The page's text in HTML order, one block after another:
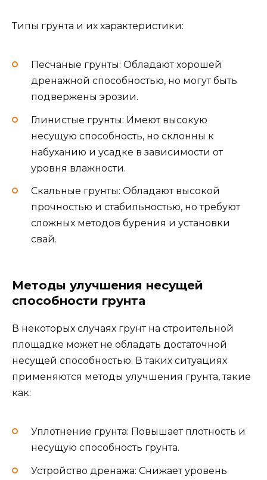
Типы грунта и их характеристики:
Песчаные грунты: Обладают хорошей
дренажной способностью, но могут быть
подвержены эрозии.
Глинистые грунты: Имеют высокую
несущую способность, но склонны к
набуханию и усадке в зависимости от
уровня влажности.
Скальные грунты: Обладают высокой
прочностью и стабильностью, но требуют
сложных методов бурения и установки
свай.
Методы улучшения несущей
способности грунта
В некоторых случаях грунт на строительной
площадке может не обладать достаточной
несущей способностью. В таких ситуациях
применяются методы улучшения грунта, такие
как:
Уплотнение грунта: Повышает плотность и
несущую способность грунта.
Устройство дренажа: Снижает уровень